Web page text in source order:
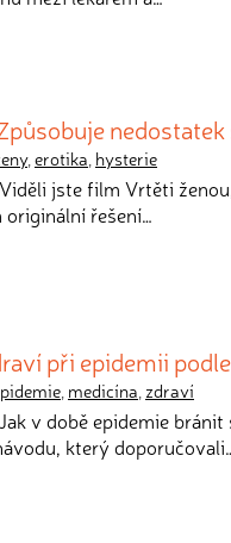
,erotika, hysterie
jste film Vrtěti
řešení…
při epidemii
, medicína, zdraví
v době epidemie
který